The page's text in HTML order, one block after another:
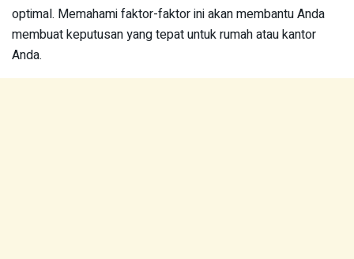
optimal. Memahami faktor-faktor ini akan membantu Anda
membuat keputusan yang tepat untuk rumah atau kantor
Anda.